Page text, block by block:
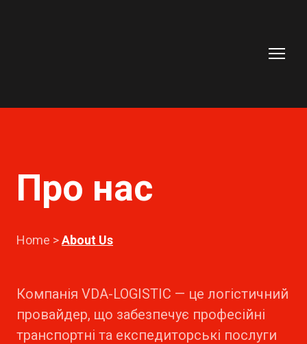
Про нас
Home >About Us
Компанія VDA-LOGISTIC — це логістичний
провайдер, що забезпечує професійні
транспортні та експедиторські послуги